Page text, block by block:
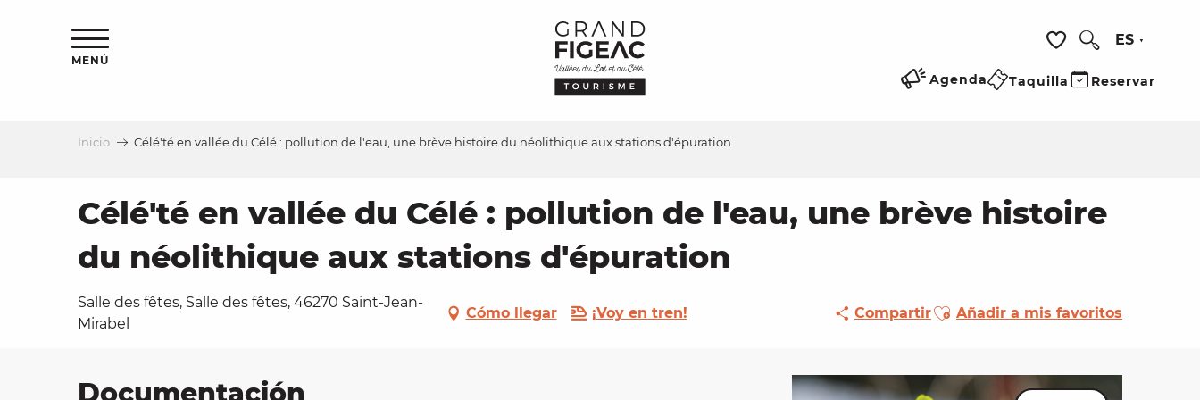
Voir les favoris
ES
MENÚ
Agenda Taquilla Reservar
Inicio Célé'té en vallée du Célé : pollution de l'eau, une brève histoire du néolithique aux stations d'épuration
Célé'té en vallée du Célé : pollution de l'eau, une brève histoire
du néolithique aux stations d'épuration
Salle des fêtes, Salle des fêtes, 46270 Saint-Jean-
Mirabel
Cómo llegar ¡Voy en tren! CompartirAjouter aux favoris
Añadir a mis favoritos
Documentación